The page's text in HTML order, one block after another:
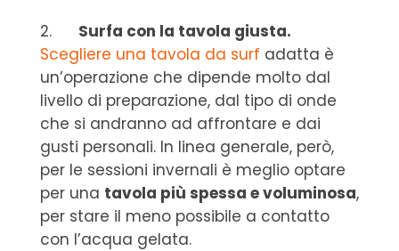
2. Surfa con la tavola giusta.
Scegliere una tavola da surf adatta è
un’operazione che dipende molto dal
livello di preparazione, dal tipo di onde
che si andranno ad affrontare e dai
gusti personali. In linea generale, però,
per le sessioni invernali è meglio optare
per una tavola più spessa e voluminosa,
per stare il meno possibile a contatto
con l’acqua gelata.